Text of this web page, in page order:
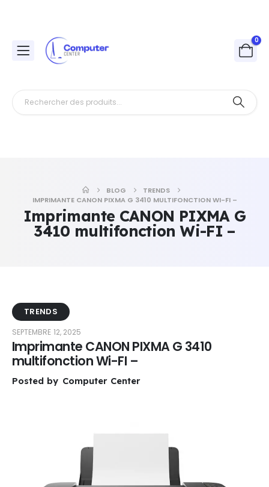
0
BLOG
TRENDS
IMPRIMANTE CANON PIXMA G 3410 MULTIFONCTION WI-FI –
Imprimante CANON PIXMA G
3410 multifonction Wi-FI –
TRENDS
SEPTEMBRE 12, 2025
Imprimante CANON PIXMA G 3410
multifonction Wi-FI –
Posted by Computer Center